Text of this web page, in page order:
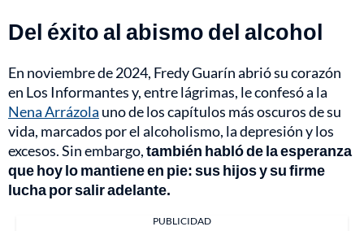
Del éxito al abismo del alcohol
En noviembre de 2024, Fredy Guarín abrió su corazón
en Los Informantes y, entre lágrimas, le confesó a la
Nena Arrázola uno de los capítulos más oscuros de su
vida, marcados por el alcoholismo, la depresión y los
excesos. Sin embargo,también habló de la esperanza
que hoy lo mantiene en pie: sus hijos y su firme
lucha por salir adelante.
PUBLICIDAD